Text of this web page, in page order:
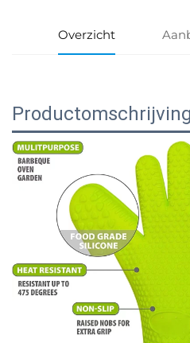
Overzicht
Productomschrijving